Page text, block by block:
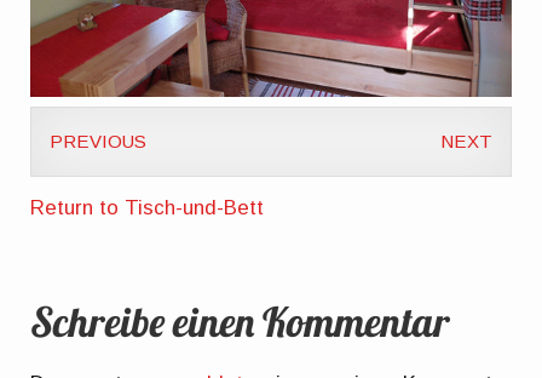
PREVIOUS NEXT
Return to Tisch-und-Bett
Schreibe einen Kommentar